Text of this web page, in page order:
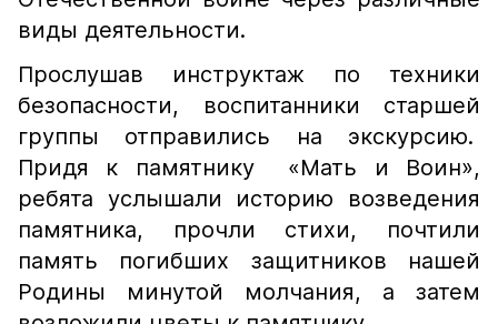
виды деятельности.
Прослушав инструктаж по техники
безопасности, воспитанники старшей
группы отправились на экскурсию.
Придя к памятнику «Мать и Воин»,
ребята услышали историю возведения
памятника, прочли стихи, почтили
память погибших защитников нашей
Родины минутой молчания, а затем